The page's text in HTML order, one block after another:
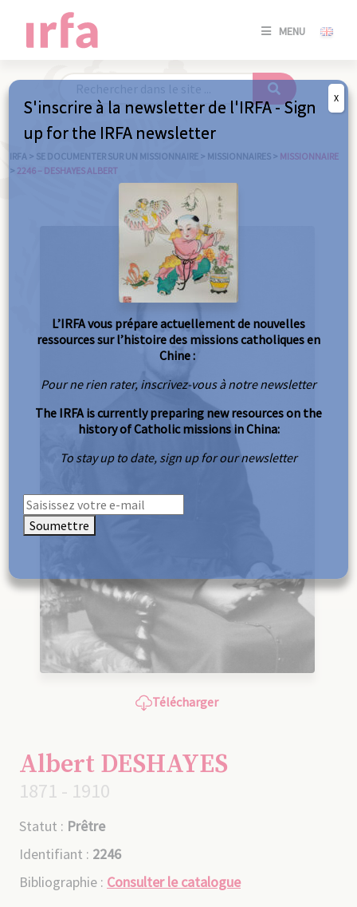
MENU
SE
/
IRFA > SE DOCUMENTER SUR UN MISSIONNAIRE > MISSIONNAIRES > MISSIONNAIRE
> 2246 – DESHAYES ALBERT
Télécharger
Albert DESHAYES
1871 - 1910
Statut : Prêtre
Identifiant : 2246
Bibliographie : Consulter le catalogue
S'inscrire à la newsletter de l'IRFA - Sign
up for the IRFA newsletter
L’IRFA vous prépare actuellement de nouvelles
ressources sur l’histoire des missions catholiques en
Chine :
Pour ne rien rater, inscrivez-vous à notre newsletter
The IRFA is currently preparing new resources on the
history of Catholic missions in China:
To stay up to date, sign up for our newsletter
Soumettre
X